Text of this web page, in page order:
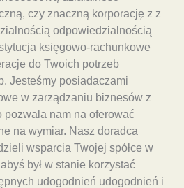
czy znaczną korporację z z
odpowiedzialnością
księgowo-rachunkowe
do Twoich potrzeb
Jesteśmy posiadaczami
w zarządzaniu biznesów z
pozwala nam na oferować
na wymiar. Nasz doradca
wsparcia Twojej spółce w
był w stanie korzystać
udogodnień udogodnień i